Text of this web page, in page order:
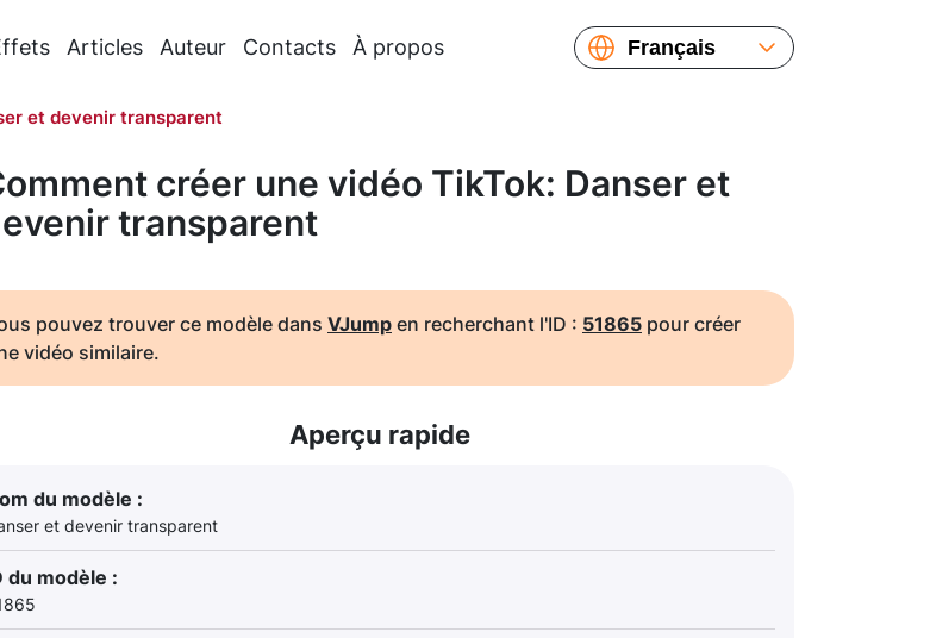
Articles Auteur Contacts À propos
Français
Українська
et devenir transparent
créer une vidéo TikTok: Danser et
transparent
pouvez trouver ce modèle dans VJump en recherchant l'ID : 51865 pour créer
vidéo similaire.
Aperçu rapide
du modèle :
et devenir transparent
du modèle :